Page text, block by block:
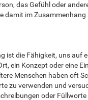
das Gefühl oder
damit im Zusammenhang
ist die Fähigkeit, uns auf
ein Konzept oder eine
Menschen haben oft
zu verwenden und
oder